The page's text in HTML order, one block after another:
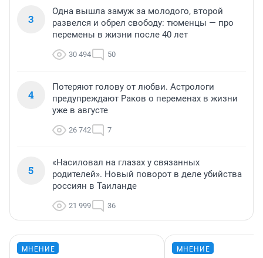
3
Одна вышла замуж за молодого, второй
развелся и обрел свободу: тюменцы — про
перемены в жизни после 40 лет
30 494 50
4
Потеряют голову от любви. Астрологи
предупреждают Раков о переменах в жизни
уже в августе
26 742 7
5
«Насиловал на глазах у связанных
родителей». Новый поворот в деле убийства
россиян в Таиланде
21 999 36
МНЕНИЕ МНЕНИЕ